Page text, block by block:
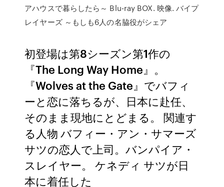
アハウスで暮らしたら～ Blu-ray BOX. 映像. バイプ
レイヤーズ ～もしも6人の名脇役がシェア
初登場は第8シーズン第1作の
『The Long Way Home』。
『Wolves at the Gate』でバフィ
ーと恋に落ちるが、日本に赴任、
そのまま現地にとどまる。 関連す
る人物 バフィー・アン・サマーズ
サツの恋人で上司。バンパイア・
スレイヤー。 ケネディ サツが日
本に着任した